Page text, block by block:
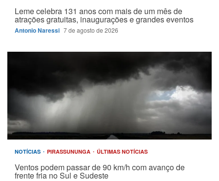
Leme celebra 131 anos com mais de um mês de
atrações gratuitas, inaugurações e grandes eventos
Antonio Naressi 7 de agosto de 2026
NOTÍCIAS PIRASSUNUNGA ÚLTIMAS NOTÍCIAS
Ventos podem passar de 90 km/h com avanço de
frente fria no Sul e Sudeste